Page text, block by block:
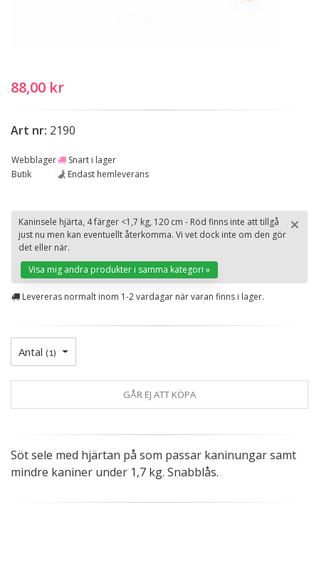
88,00 kr
Art nr: 2190
Webblager
Snart i lager
Butik
Endast hemleverans
×
Kaninsele hjärta, 4 färger <1,7 kg, 120 cm - Röd finns inte att tillgå
just nu men kan eventuellt återkomma. Vi vet dock inte om den gör
det eller när.
Visa mig andra produkter i samma kategori »
Levereras normalt inom 1-2 vardagar när varan finns i lager.
Antal (1)
GÅR EJ ATT KÖPA
Söt sele med hjärtan på som passar kaninungar samt
mindre kaniner under 1,7 kg. Snabblås.